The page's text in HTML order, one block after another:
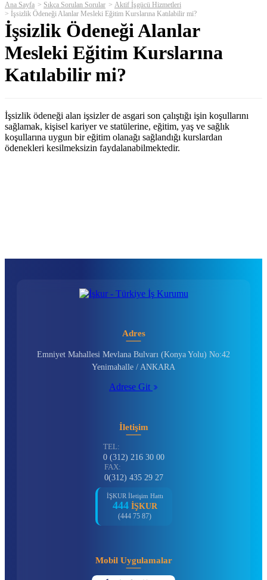
Ana Sayfa Sıkça Sorulan Sorular
Aktif İşgücü Hizmetleri
İşsizlik Ödeneği Alanlar Mesleki Eğitim Kurslarına Katılabilir mi?
İşsizlik Ödeneği Alanlar
Mesleki Eğitim Kurslarına
Katılabilir mi?
İşsizlik ödeneği alan işsizler de asgari son çalıştığı işin koşullarını
sağlamak, kişisel kariyer ve statülerine, eğitim, yaş ve sağlık
koşullarına uygun bir eğitim olanağı sağlandığı kurslardan
ödenekleri kesilmeksizin faydalanabilmektedir.
Adres
Emniyet Mahallesi Mevlana Bulvarı (Konya Yolu) No:42
Yenimahalle / ANKARA
Adrese Git
İletişim
TEL:
0 (312) 216 30 00
FAX:
0(312) 435 29 27
İŞKUR İletişim Hattı
444 İŞKUR
(444 75 87)
Mobil Uygulamalar